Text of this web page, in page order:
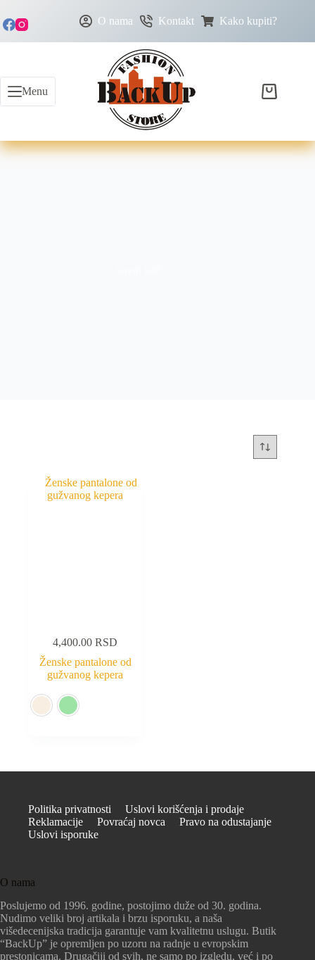
O nama Kontakt Kako kupiti?
Menu
4,400.00RSD
Ženske pantalone od
gužvanog kepera
Politika privatnosti
Uslovi korišćenja i prodaje
Reklamacije
Povraćaj novca
Pravo na odustajanje
Uslovi isporuke
O nama
Poslujemo od 1996. godine, postojimo duže od 30. godina.
Nudimo veliki broj artikala i brzu isporuku, a naša
višedecenijska tradicija garantuje vam kvalitetnu uslugu. Butik
“BackUp” je opremljen po uzoru na radnje u evropskim
prestonicama. Drugačiji od svih, ne samo po izgledu, već i po